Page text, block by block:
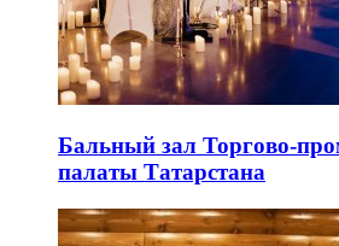
Бальный зал Торгово-
палаты Татарстана